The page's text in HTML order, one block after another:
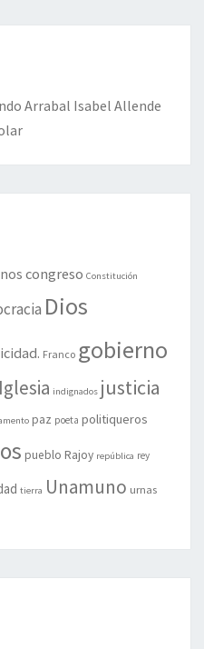
Arrabal Isabel Allende
congreso Constitución
Dios
Franco gobierno
Iglesia indignados justicia
paz poeta politiqueros
pueblo Rajoy república rey
tierra Unamuno urnas